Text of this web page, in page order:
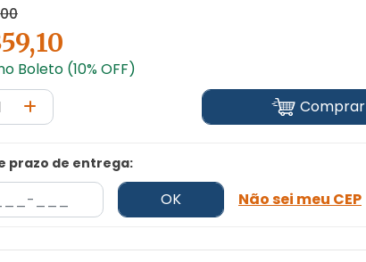
Boleto (10% OFF)
Comprar
prazo de entrega:
OK Não sei meu CEP